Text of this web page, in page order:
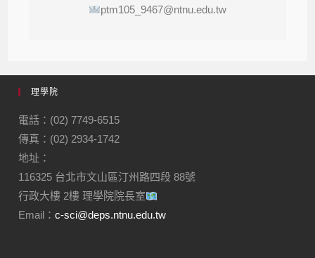
ptm105_9467@ntnu.edu.tw
理學院
電話：(02) 7749-6515
傳真：(02) 2934-1742
地址：
116325 台北市文山區汀州路四段 88號
行政大樓 2樓 理學院院長室
Email：c-sci@deps.ntnu.edu.tw